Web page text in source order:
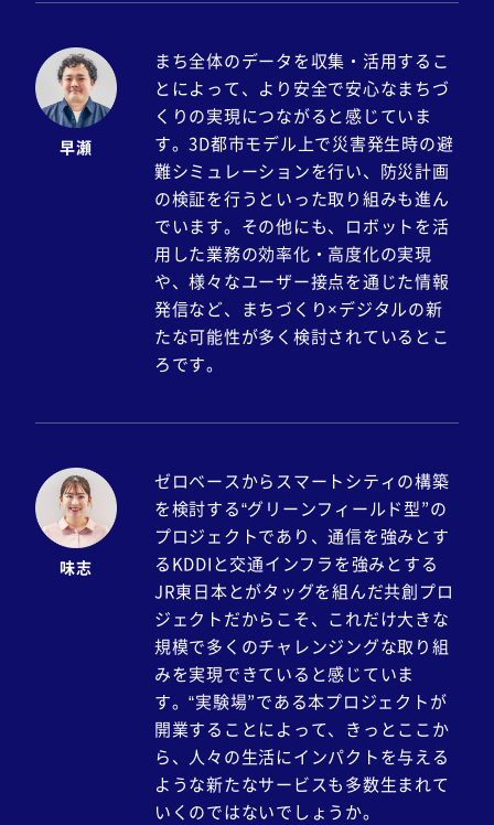
早瀬
まち全体のデータを収集・活用するこ
とによって、より安全で安心なまちづ
くりの実現につながると感じていま
す。3D都市モデル上で災害発生時の避
難シミュレーションを行い、防災計画
の検証を行うといった取り組みも進ん
でいます。その他にも、ロボットを活
用した業務の効率化・高度化の実現
や、様々なユーザー接点を通じた情報
発信など、まちづくり×デジタルの新
たな可能性が多く検討されているとこ
ろです。
味志
ゼロベースからスマートシティの構築
を検討する“グリーンフィールド型”の
プロジェクトであり、通信を強みとす
るKDDIと交通インフラを強みとする
JR東日本とがタッグを組んだ共創プロ
ジェクトだからこそ、これだけ大きな
規模で多くのチャレンジングな取り組
みを実現できていると感じていま
す。“実験場”である本プロジェクトが
開業することによって、きっとここか
ら、人々の生活にインパクトを与える
ような新たなサービスも多数生まれて
いくのではないでしょうか。